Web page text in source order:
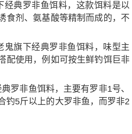
经典罗非鱼饵料，这款饵料是以
食剂、氨基酸等精制而成的，不
鬼旗下经典罗非鱼饵料，味型主
配使用，例如可按生鲜钓饵巨非
罗非鱼饵料，主要有罗非1号、
钓5斤以上的大罗非鱼，而罗非2